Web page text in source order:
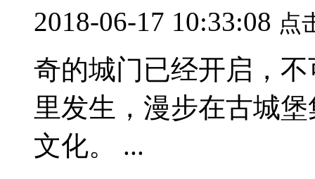
2018-06-17 10:33:08 点
奇的城门已经开启，
里发生，漫步在古城
文化。 ...